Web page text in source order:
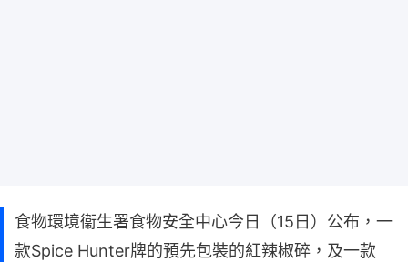
食物環境衞生署食物安全中心今日（15日）公布，一
款Spice Hunter牌的預先包裝的紅辣椒碎，及一款